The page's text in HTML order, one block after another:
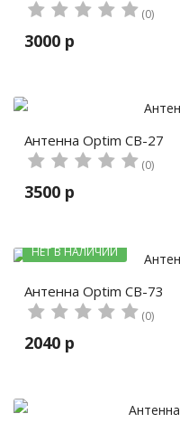
(0)
3000 р
Антенна Optim CB-27
(0)
3500 р
НЕТ В НАЛИЧИИ
Антенна Optim CB-73
(0)
2040 р